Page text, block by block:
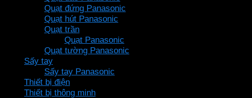
Quạt đứng Panasonic
Quạt hút Panasonic
Quạt trần
Quạt Panasonic
Quạt tường Panasonic
Sấy tay
Sấy tay Panasonic
Thiết bị điện
Thiết bị thông minh